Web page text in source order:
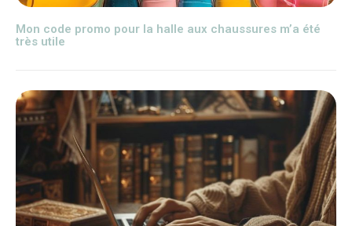
Mon code promo pour la halle aux chaussures m’a été
très utile